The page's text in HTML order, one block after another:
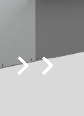
>>